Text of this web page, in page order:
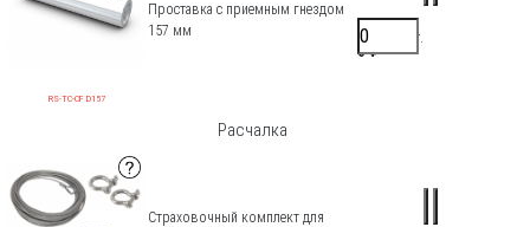
RS-TC-CF D157
Проставка с приемным гнездом
157 мм
2500 ₽/шт.
0 ₽
Расчалка
Страховочный комплект для